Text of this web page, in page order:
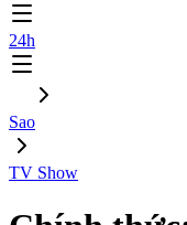
24h
Sao
TV Show